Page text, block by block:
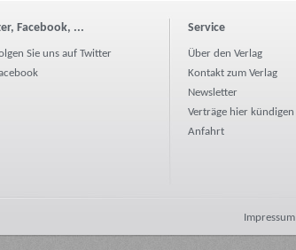
Facebook, ...
Sie uns auf Twitter
Service
Über den Verlag
Kontakt zum Verlag
Newsletter
Verträge hier kündigen
Anfahrt
Impressum